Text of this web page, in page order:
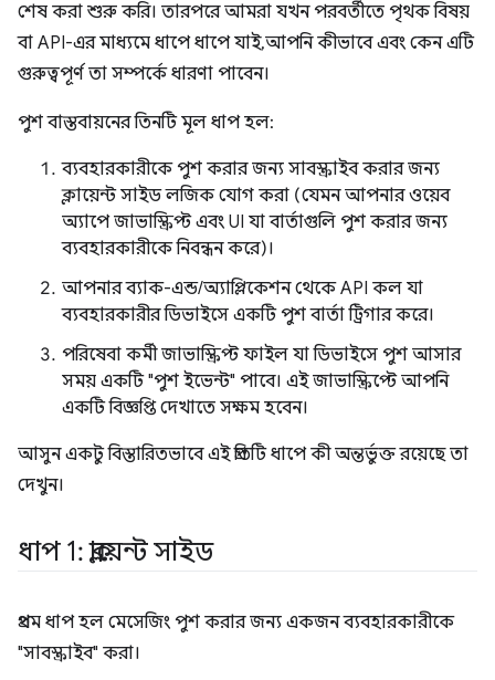
শেষ করা শুরু করি। তারপরে আমরা যখন পরবর্তীতে পৃথক বিষয়
বা API-এর মাধ্যমে ধাপে ধাপে যাই, আপনি কীভাবে এবং কেন এটি
গুরুত্বপূর্ণ তা সম্পর্কে ধারণা পাবেন।
পুশ বাস্তবায়নের তিনটি মূল ধাপ হল:
ব্যবহারকারীকে পুশ করার জন্য সাবস্ক্রাইব করার জন্য
ক্লায়েন্ট সাইড লজিক যোগ করা (যেমন আপনার ওয়েব
অ্যাপে জাভাস্ক্রিপ্ট এবং UI যা বার্তাগুলি পুশ করার জন্য
ব্যবহারকারীকে নিবন্ধন করে)।
আপনার ব্যাক-এন্ড/অ্যাপ্লিকেশন থেকে API কল যা
ব্যবহারকারীর ডিভাইসে একটি পুশ বার্তা ট্রিগার করে।
পরিষেবা কর্মী জাভাস্ক্রিপ্ট ফাইল যা ডিভাইসে পুশ আসার
সময় একটি "পুশ ইভেন্ট" পাবে। এই জাভাস্ক্রিপ্টে আপনি
একটি বিজ্ঞপ্তি দেখাতে সক্ষম হবেন।
আসুন একটু বিস্তারিতভাবে এই প্রতিটি ধাপে কী অন্তর্ভুক্ত রয়েছে তা
দেখুন।
ধাপ 1: ক্লায়েন্ট সাইড
প্রথম ধাপ হল মেসেজিং পুশ করার জন্য একজন ব্যবহারকারীকে
"সাবস্ক্রাইব" করা।